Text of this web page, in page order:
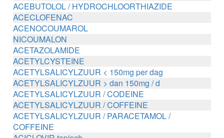
ACEBUTOLOL / HYDROCHLOORTHIAZIDE
ACECLOFENAC
ACENOCOUMAROL
NICOUMALON
ACETAZOLAMIDE
ACETYLCYSTEINE
ACETYLSALICYLZUUR < 150mg per dag
ACETYLSALICYLZUUR > dan 150mg / d
ACETYLSALICYLZUUR / CODEINE
ACETYLSALICYLZUUR / COFFEINE
ACETYLSALICYLZUUR / PARACETAMOL /
COFFEINE